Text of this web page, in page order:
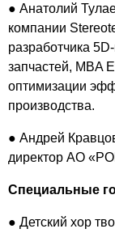
● Анатолий
компании
разработчика
запчастей, MBA
оптимизации
производства.
● Андрей
директор АО
Специальные
● Детский хор